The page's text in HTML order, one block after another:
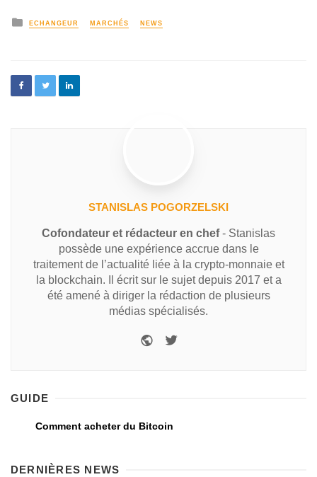
ECHANGEUR MARCHÉS NEWS
STANISLAS POGORZELSKI
Cofondateur et rédacteur en chef- Stanislas
possède une expérience accrue dans le
traitement de l’actualité liée à la crypto-monnaie et
la blockchain. Il écrit sur le sujet depuis 2017 et a
été amené à diriger la rédaction de plusieurs
médias spécialisés.
GUIDE
Comment acheter du Bitcoin
DERNIÈRES NEWS